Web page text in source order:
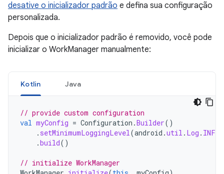
desative o inicializador padrão e defina sua configuração
personalizada.
Depois que o inicializador padrão é removido, você pode
inicializar o WorkManager manualmente:
Kotlin Java
// provide custom configuration
val myConfig = Configuration .Builder()
. setMinimumLoggingLevel(android .util . Log . INFO
.build()
// initialize WorkManager